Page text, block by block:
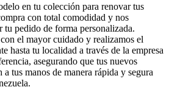
en tu colección para renovar tus
con total comodidad y nos
tu pedido de forma personalizada.
el mayor cuidado y realizamos el
hasta tu localidad a través de la empresa
asegurando que tus nuevos
tus manos de manera rápida y segura